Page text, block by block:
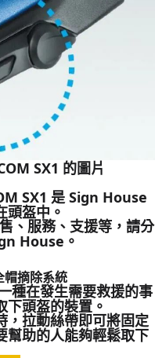
SX1 的圖片
SX1 是 Sign House
頭盔中。
、服務、支援等，請分
House。
帽摘除系統
種在發生需要救援的事
下頭盔的裝置。
，拉動絲帶即可將固定
幫助的人能夠輕鬆取下